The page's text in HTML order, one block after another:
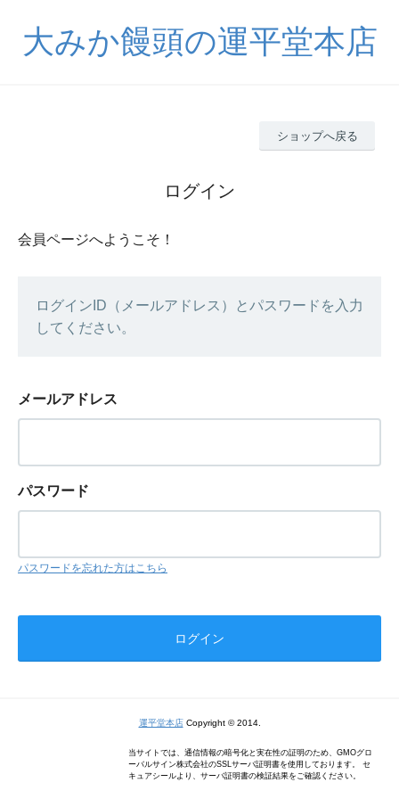
大みか饅頭の運平堂本店
ショップへ戻る
ログイン
会員ページへようこそ！
ログインID（メールアドレス）とパスワードを入力
してください。
メールアドレス
パスワード
パスワードを忘れた方はこちら
運平堂本店Copyright © 2014.
当サイトでは、通信情報の暗号化と実在性の証明のため、GMOグロ
ーバルサイン株式会社のSSLサーバ証明書を使用しております。 セ
キュアシールより、サーバ証明書の検証結果をご確認ください。